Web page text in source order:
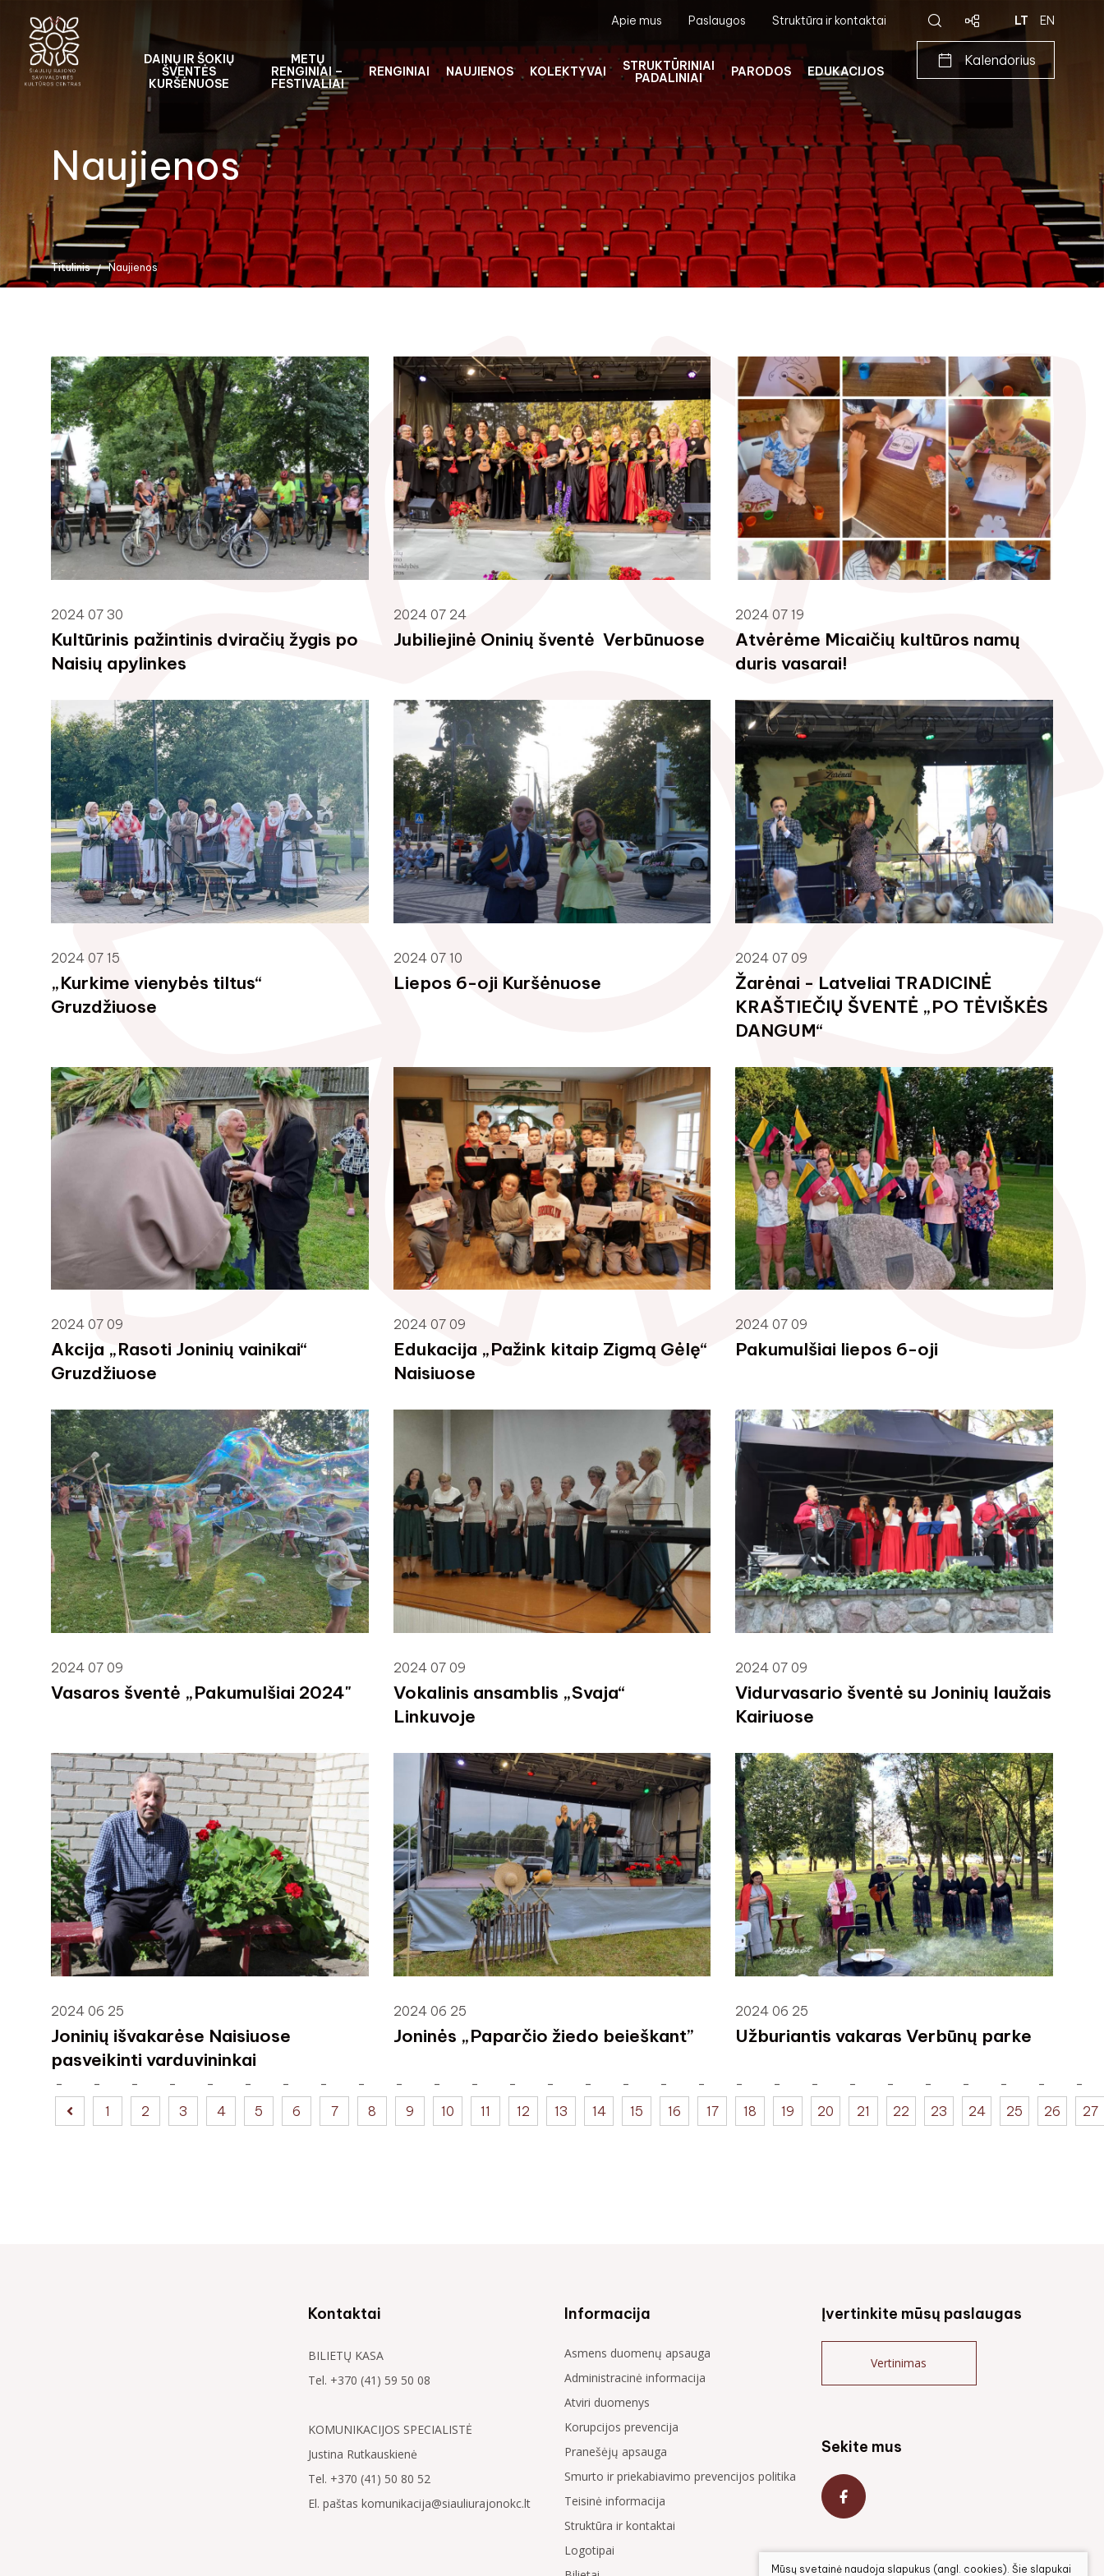
Apie mus Paslaugos Struktūra ir kontaktai LT EN
DAINŲ IR ŠOKIŲ
ŠVENTĖS
KURŠĖNUOSE
METŲ
RENGINIAI –
FESTIVALIAI
RENGINIAI NAUJIENOS KOLEKTYVAI
STRUKTŪRINIAI
PADALINIAI
PARODOS EDUKACIJOS
Kalendorius
Naujienos
Titulinis Naujienos
2024 07 30
Kultūrinis pažintinis dviračių žygis po
Naisių apylinkes
2024 07 24
Jubiliejinė Oninių šventė Verbūnuose
2024 07 19
Atvėrėme Micaičių kultūros namų
duris vasarai!
2024 07 15
„Kurkime vienybės tiltus“
Gruzdžiuose
2024 07 10
Liepos 6-oji Kuršėnuose
2024 07 09
Žarėnai - Latveliai TRADICINĖ
KRAŠTIEČIŲ ŠVENTĖ „PO TĖVIŠKĖS
DANGUM“
2024 07 09
Akcija „Rasoti Joninių vainikai“
Gruzdžiuose
2024 07 09
Edukacija „Pažink kitaip Zigmą Gėlę“
Naisiuose
2024 07 09
Pakumulšiai liepos 6-oji
2024 07 09
Vasaros šventė „Pakumulšiai 2024"
2024 07 09
Vokalinis ansamblis „Svaja“
Linkuvoje
2024 07 09
Vidurvasario šventė su Joninių laužais
Kairiuose
2024 06 25
Joninių išvakarėse Naisiuose
pasveikinti varduvininkai
2024 06 25
Joninės „Paparčio žiedo beieškant”
2024 06 25
Užburiantis vakaras Verbūnų parke
1 2 3 4 5 6 7 8 9 10 11 12 13 14 15 16 17 18 19 20 21 22 23 24 25 26 27
Kontaktai
BILIETŲ KASA
Tel. +370 (41) 59 50 08
KOMUNIKACIJOS SPECIALISTĖ
Justina Rutkauskienė
Tel. +370 (41) 50 80 52
El. paštas komunikacija@siauliurajonokc.lt
Informacija
Asmens duomenų apsauga
Administracinė informacija
Atviri duomenys
Korupcijos prevencija
Pranešėjų apsauga
Smurto ir priekabiavimo prevencijos politika
Teisinė informacija
Struktūra ir kontaktai
Logotipai
Įvertinkite mūsų paslaugas
Vertinimas
Sekite mus
Mūsų svetainė naudoja slapukus (angl. cookies). Šie slapukai